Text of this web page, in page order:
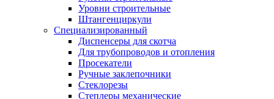
Уровни строительные
Штангенциркули
Специализированный
Диспенсеры для скотча
Для трубопроводов и отопления
Просекатели
Ручные заклепочники
Стеклорезы
Степлеры механические